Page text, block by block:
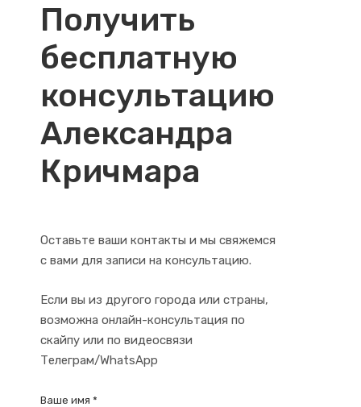
Получить
бесплатную
консультацию
Александра
Кричмара
Оставьте ваши контакты и мы свяжемся
с вами для записи на консультацию.
Если вы из другого города или страны,
возможна онлайн-консультация по
скайпу или по видеосвязи
Телеграм/WhatsApp
Ваше имя *